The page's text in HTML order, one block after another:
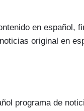
en español,
original en
programa de